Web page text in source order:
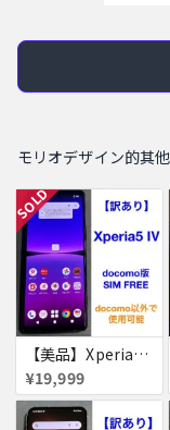
モリオデザイン的其
SOLD
【美品】Xperia5 iv 128GB 赤ロム
¥19,999